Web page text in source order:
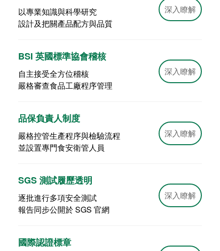
以專業知識與科學研究
設計及把關產品配方與品質
深入瞭解
BSI 英國標準協會稽核
自主接受全方位稽核
嚴格審查食品工廠程序管理
深入瞭解
品保負責人制度
嚴格控管生產程序與檢驗流程
並設置專門食安衛管人員
深入瞭解
SGS 測試履歷透明
逐批進行多項安全測試
報告同步公開於 SGS 官網
深入瞭解
國際認證標章